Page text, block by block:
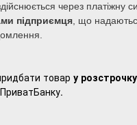
через платіжну
підприємця , що
товар у розстрочку